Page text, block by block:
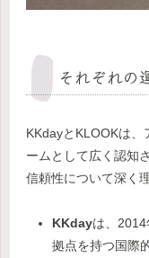
それぞれの
KKdayとKLOOKは、
ームとして広く認知
信頼性について深く
KKdayは、2014
拠点を持つ国際